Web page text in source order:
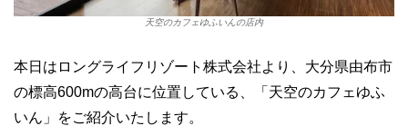
天空のカフェゆふいんの店内
本日はロングライフリゾート株式会社より、大分県由布市
の標高600mの高台に位置している、「天空のカフェゆふ
いん」をご紹介いたします。